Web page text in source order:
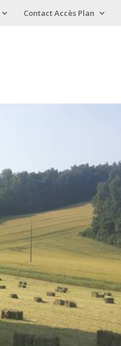
Contact Accès Plan